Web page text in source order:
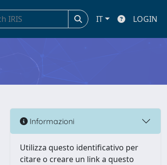
IT LOGIN
Informazioni
Utilizza questo identificativo per
citare o creare un link a questo